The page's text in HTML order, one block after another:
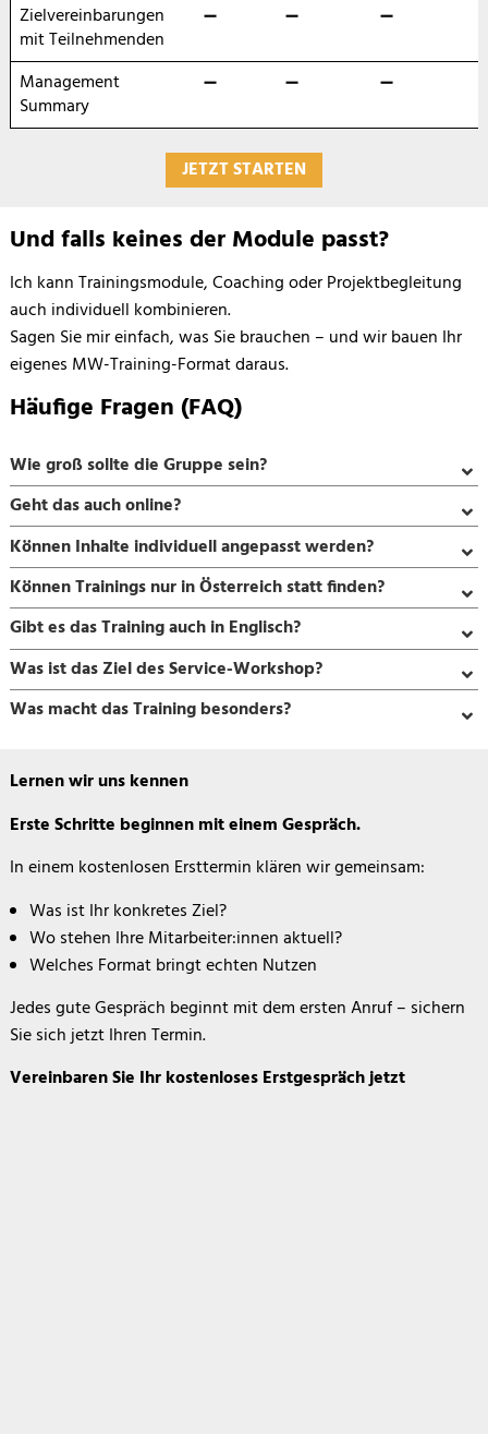
Zielvereinbarungen
mit Teilnehmenden
➖ ➖ ➖
Management
Summary
➖ ➖ ➖
JETZT STARTEN
FAQ
Und falls keines der Module passt?
Ich kann Trainingsmodule, Coaching oder Projektbegleitung
auch individuell kombinieren.
Sagen Sie mir einfach, was Sie brauchen – und wir bauen Ihr
eigenes MW-Training-Format daraus.
Häufige Fragen (FAQ)
Wie groß sollte die Gruppe sein?
Geht das auch online?
Können Inhalte individuell angepasst werden?
Können Trainings nur in Österreich statt finden?
Gibt es das Training auch in Englisch?
Was ist das Ziel des Service-Workshop?
Was macht das Training besonders?
Calendly
Lernen wir uns kennen
Erste Schritte beginnen mit einem Gespräch.
In einem kostenlosen Ersttermin klären wir gemeinsam:
Was ist Ihr konkretes Ziel?
Wo stehen Ihre Mitarbeiter:innen aktuell?
Welches Format bringt echten Nutzen
Jedes gute Gespräch beginnt mit dem ersten Anruf – sichern
Sie sich jetzt Ihren Termin.
Vereinbaren Sie Ihr kostenloses Erstgespräch jetzt